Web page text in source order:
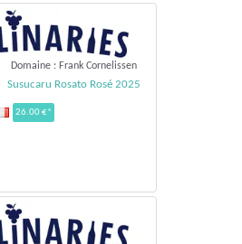
Domaine : Frank Cornelissen
Susucaru Rosato Rosé 2025
26.00 €*